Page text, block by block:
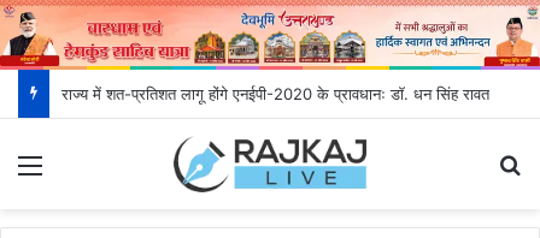
राज्य में शत-प्रतिशत लागू होंगे एनईपी-2020 के प्रावधानः डाॅ. धन सिंह रावत